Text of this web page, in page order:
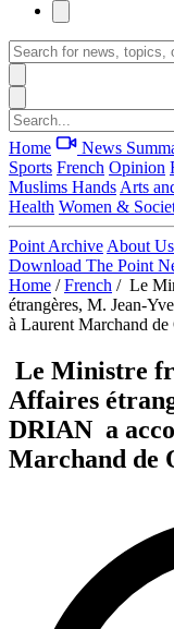
Home News
Sports French Opinion
Muslims Hands Arts
Health Women &
Point Archive About Us
Download The Point
Home / French / Le
étrangères, M. Jean-
à Laurent Marchand de
Le Ministre
Affaires
DRIAN a
Marchand de